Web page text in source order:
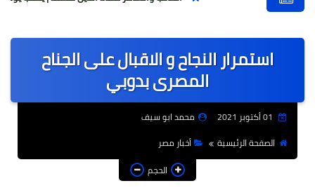
عالمى
الرياضة
حوادث وقضايا
التعليم
استمرار النجاح و الاقبال على الجناح
المصرى بدوبي
محمد ابو سيف
الصفحة الرئيسية
أخبار مصر
الحجم